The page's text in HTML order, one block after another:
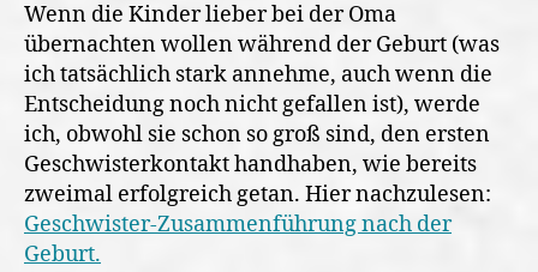
Wenn die Kinder lieber bei der Oma
übernachten wollen während der Geburt (was
ich tatsächlich stark annehme, auch wenn die
Entscheidung noch nicht gefallen ist), werde
ich, obwohl sie schon so groß sind, den ersten
Geschwisterkontakt handhaben, wie bereits
zweimal erfolgreich getan. Hier nachzulesen:
Geschwister-Zusammenführung nach der
Geburt.